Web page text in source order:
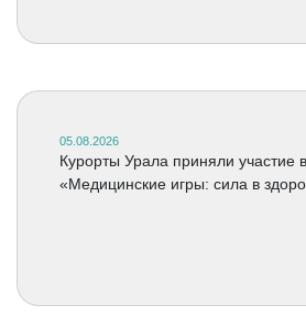
05.08.2026
Курорты Урала приняли участие
«Медицинские игры: сила в